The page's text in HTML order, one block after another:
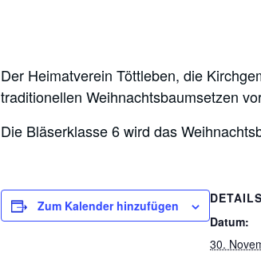
Der Heimatverein Töttleben, die
traditionellen Weihnachtsbaumsetzen
Die Bläserklasse 6 wird das
Zum Kalender hinzufügen
DETAILS
Datum:
30.